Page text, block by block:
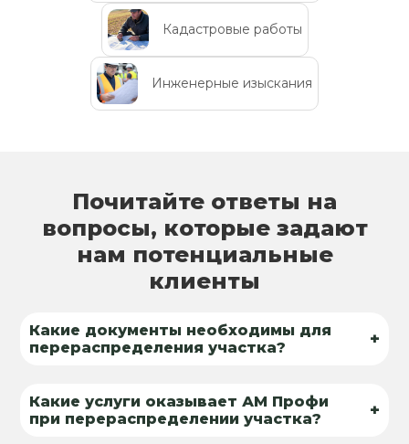
Кадастровые работы
Инженерные изыскания
Почитайте ответы на
вопросы, которые задают
нам потенциальные
клиенты
Какие документы необходимы для
перераспределения участка?
+
Какие услуги оказывает АМ Профи
при перераспределении участка?
+